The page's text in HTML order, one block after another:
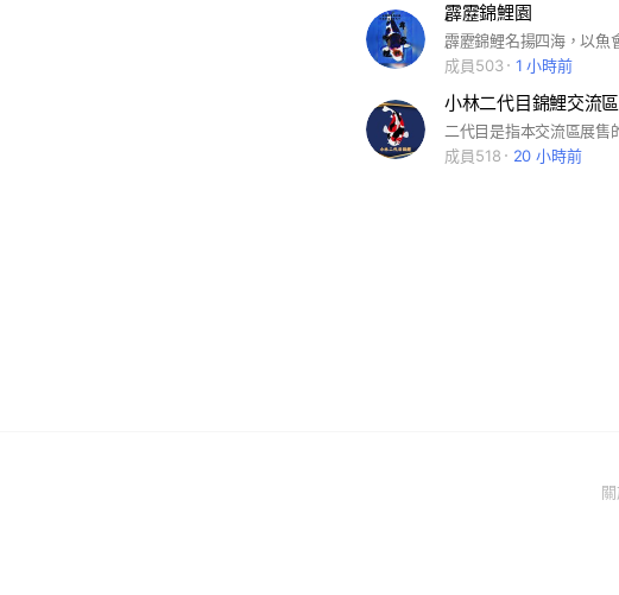
霹靂錦鯉園
成員503
1 小時前
小林二代目錦鯉交流區
成員518
20 小時前